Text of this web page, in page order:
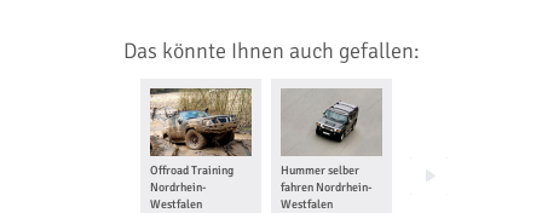
Das könnte Ihnen auch gefallen:
Offroad Training
Nordrhein-
Westfalen
Hummer selber
fahren Nordrhein-
Westfalen
BMW Fahr-